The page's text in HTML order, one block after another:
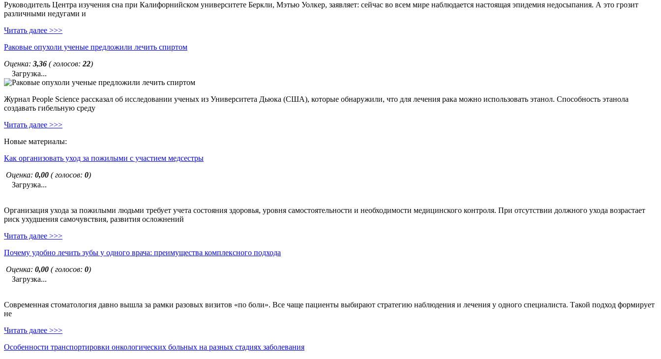
Руководитель Центра изучения сна при Калифорнийском университете Беркли, Мэтью Уолкер, заявляет: сейчас во всем мире наблюдается настоящая эпидемия недосыпания. А это грозит
различными недугами и
Читать далее >>>
Раковые опухоли ученые предложили лечить спиртом
Оценка: 3,36 ( голосов: 22)
Загрузка...
Журнал People Science рассказал об исследовании ученых из Университета Дьюка (США), которые обнаружили, что для лечения рака можно использовать этанол. Способность этанола
создавать гибельную среду
Читать далее >>>
Новые материалы:
Как организовать уход за пожилыми с участием медсестры
Оценка: 0,00 ( голосов: 0)
Загрузка...
Организация ухода за пожилыми людьми требует учета состояния здоровья, уровня самостоятельности и необходимости медицинского контроля. При отсутствии должного ухода возрастает
риск ухудшения самочувствия, развития осложнений
Читать далее >>>
Почему удобно лечить зубы у одного врача: преимущества комплексного подхода
Оценка: 0,00 ( голосов: 0)
Загрузка...
Современная стоматология давно вышла за рамки разовых визитов «по боли». Все чаще пациенты выбирают стратегию наблюдения и лечения у одного специалиста. Такой подход формирует
не
Читать далее >>>
Особенности транспортировки онкологических больных на разных стадиях заболевания